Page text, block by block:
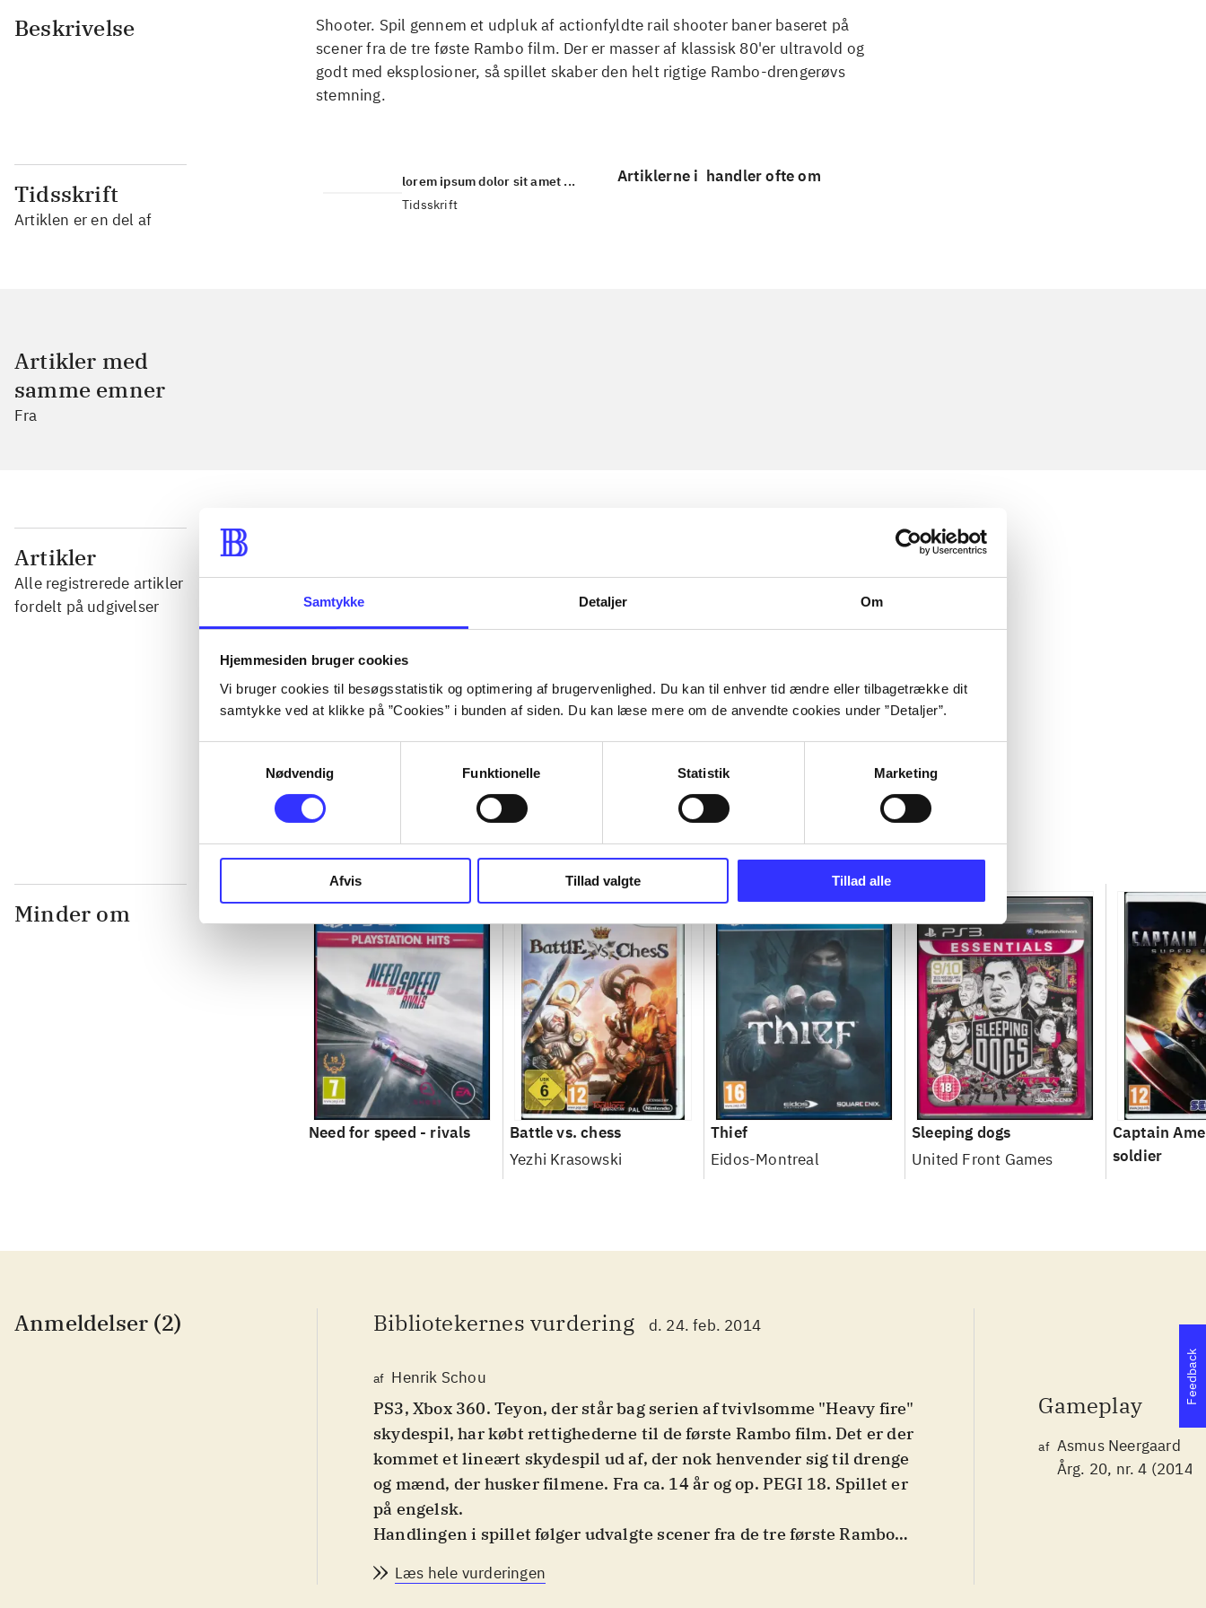
Samtykke Detaljer Om
Hjemmesiden bruger cookies
Vi bruger cookies til besøgsstatistik og optimering af brugervenlighed. Du kan til enhver tid ændre eller tilbagetrække dit
samtykke ved at klikke på ”Cookies” i bunden af siden. Du kan læse mere om de anvendte cookies under ”Detaljer”.
Nødvendig
Funktionelle Statistik Marketing
Afvis Tillad valgte Tillad alle
Beskrivelse
Shooter. Spil gennem et udpluk af actionfyldte rail shooter baner baseret på
scener fra de tre føste Rambo film. Der er masser af klassisk 80'er ultravold og
godt med eksplosioner, så spillet skaber den helt rigtige Rambo-drengerøvs
stemning.
Tidsskrift
Artiklen er en del af
lorem ipsum dolor sit amet ...
Tidsskrift
Artiklerne i handler ofte om
Artikler med
samme emner
Fra
Artikler
Alle registrerede artikler
fordelt på udgivelser
...
...
...
...
Minder om
Need for speed - rivals
Battle vs. chess
Yezhi Krasowski
Thief
Eidos-Montreal
Sleeping dogs
United Front Games
Captain
soldier
Anmeldelser (2) Bibliotekernes vurdering d. 24. feb. 2014
af Henrik Schou
PS3, Xbox 360. Teyon, der står bag serien af tvivlsomme "Heavy fire"
skydespil, har købt rettighederne til de første Rambo film. Det er der
kommet et lineært skydespil ud af, der nok henvender sig til drenge
og mænd, der husker filmene. Fra ca. 14 år og op. PEGI 18. Spillet er
på engelsk.
Handlingen i spillet følger udvalgte scener fra de tre første Rambo
Hope i Washington, gennem Vietnam og hele vejen til sletterne i
Læs hele vurderingen
Gameplay
af Asmus Neergaard
Årg. 20, nr. 4 (2014)
Feedback